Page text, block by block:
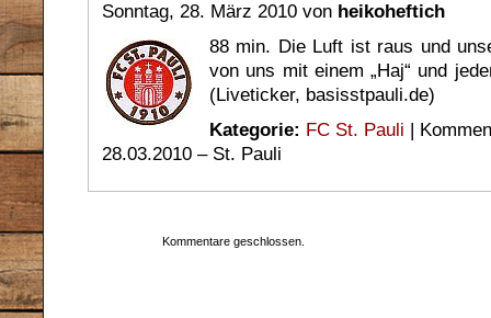
Sonntag, 28. März 2010 von heikoheftich
88 min. Die Luft ist raus und
von uns mit einem „Haj“ und
(Liveticker, basisstpauli.de)
Kategorie: FC St. Pauli |
28.03.2010 – St. Pauli
Kommentare geschlossen.